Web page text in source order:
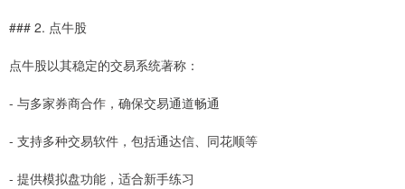
### 2. 点牛股
点牛股以其稳定的交易系统著称：
- 与多家券商合作，确保交易通道畅通
- 支持多种交易软件，包括通达信、同花顺等
- 提供模拟盘功能，适合新手练习